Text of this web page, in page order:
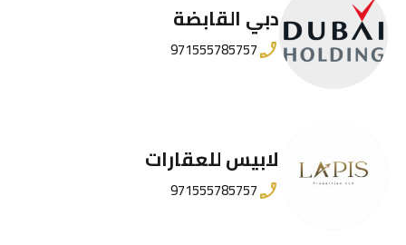
دبي القابضة
971555785757
لابيس للعقارات
971555785757